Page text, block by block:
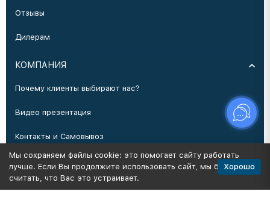
Отзывы
Дилерам
КОМПАНИЯ
Почему клиенты выбирают нас?
Видео презентация
Контакты и Самовывоз
Производство
Мы сохраняем файлы cookie: это помогает сайту работать
лучше. Если Вы продолжите использовать сайт, мы будем
считать, что Вас это устраивает.
Хорошо